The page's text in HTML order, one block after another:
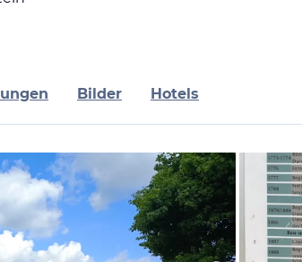
Bilder Hotels